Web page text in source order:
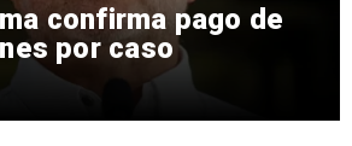
confirma pago de
por caso